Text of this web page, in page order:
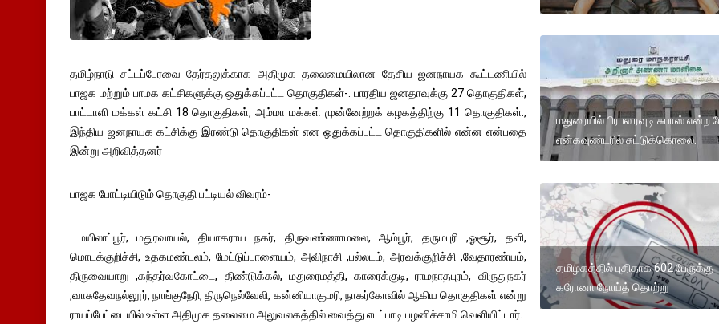
தமிழ்நாடு சட்டப்பேரவை தேர்தலுக்காக அதிமுக தலைமையிலான தேசிய ஜனநாயக கூட்டணியில்
பாஜக மற்றும் பாமக கட்சிகளுக்கு ஒதுக்கப்பட்ட தொகுதிகள்-. பாரதிய ஜனதாவுக்கு 27 தொகுதிகள்,
பாட்டாளி மக்கள் கட்சி 18 தொகுதிகள், அம்மா மக்கள் முன்னேற்றக் கழகத்திற்கு 11 தொகுதிகள்.,
இந்திய ஜனநாயக கட்சிக்கு இரண்டு தொகுதிகள் என ஒதுக்கப்பட்ட தொகுதிகளில் என்ன என்பதை
இன்று அறிவித்தனர்
பாஜக போட்டியிடும் தொகுதி பட்டியல் விவரம்-
மயிலாப்பூர், மதுரவாயல், தியாகராய நகர், திருவண்ணாமலை, ஆம்பூர், தருமபுரி ,ஓசூர், தளி,
மொடக்குறிச்சி, உதகமண்டலம், மேட்டுப்பாளையம், அவிநாசி ,பல்லடம், அரவக்குறிச்சி ,வேதாரண்யம்,
திருவையாறு ,கந்தர்வகோட்டை, திண்டுக்கல், மதுரைமத்தி, காரைக்குடி, ராமநாதபுரம், விருதுநகர்
,வாசுதேவநல்லூர், நாங்குநேரி, திருநெல்வேலி, கன்னியாகுமரி, நாகர்கோவில் ஆகிய தொகுதிகள் என்று
ராயப்பேட்டையில் உள்ள அதிமுக தலைமை அலுவலகத்தில் வைத்து எடப்பாடி பழனிச்சாமி வெளியிட்டார்.
மதுரையில் பிரபல ரவுடி சுபாஸ்
என்கவுண்டரில் சுட்டுக்கொலை.
தமிழகத்தில் புதிதாக 602 பேருக்கு
கரோனா நோய்த் தொற்று